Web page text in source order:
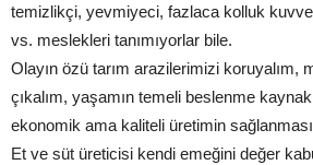
temizlikçi, yevmiyeci, fazlaca kolluk
vs. meslekleri tanımıyorlar bile.
Olayın özü tarım arazilerimizi koruyalım,
çıkalım, yaşamın temeli beslenme
ekonomik ama kaliteli üretimin
Et ve süt üreticisi kendi emeğini değer